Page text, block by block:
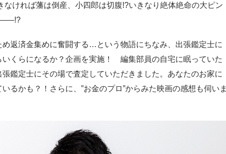
なければ藩は倒産、小四郎は切腹!?いきなり絶体絶命の大ピン
――!?
返済金集めに奮闘する…という物語にちなみ、出張鑑定士に
いくらになるか？企画を実施！ 編集部員の自宅に眠っていた
鑑定士にその場で査定していただきました。あなたのお家に
るかも？！さらに、”お金のプロ”からみた映画の感想も伺いま